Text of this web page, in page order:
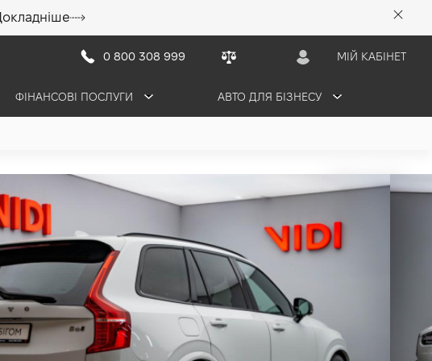
0 800 308 999 МІЙ КАБІНЕТ
ФІНАНСОВІ ПОСЛУГИ АВТО ДЛЯ БІЗНЕСУ
2021
26 465 грн/міс
ПРОДАНО